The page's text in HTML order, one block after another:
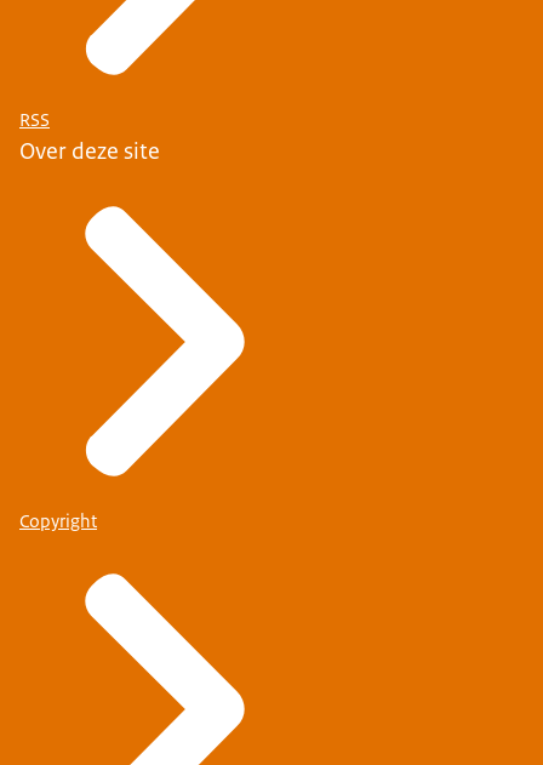
RSS
Over deze site
Copyright